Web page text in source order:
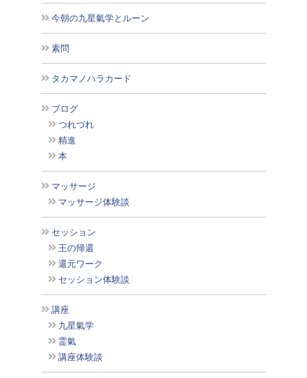
今朝の九星氣学とルーン
素問
タカマノハラカード
ブログ
つれづれ
精進
本
マッサージ
マッサージ体験談
セッション
王の帰還
還元ワーク
セッション体験談
講座
九星氣学
霊氣
講座体験談